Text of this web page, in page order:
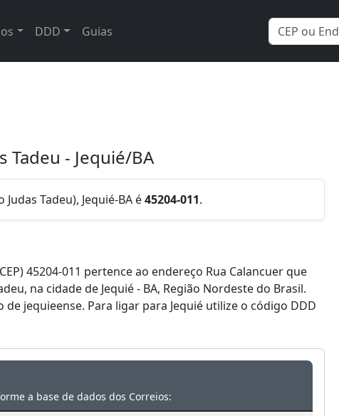
DDD Guias
Tadeu - Jequié/BA
Tadeu), Jequié-BA é45204-011.
45204-011 pertence ao endereço Rua Calancuer que
na cidade de Jequié - BA, Região Nordeste do Brasil.
jequieense. Para ligar para Jequié utilize o código DDD
a base de dados dos Correios: